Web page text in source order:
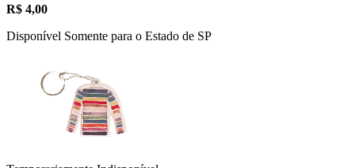
R$ 4,00
Disponível Somente para o Estado de SP